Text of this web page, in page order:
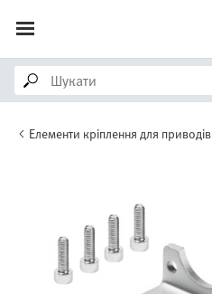
Елементи кріплення для приводів